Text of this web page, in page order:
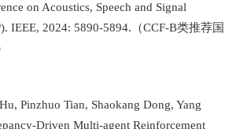
on Acoustics, Speech and Signal
IEEE, 2024: 5890-5894. （CCF-B类推荐国
Pinzhuo Tian, Shaokang Dong, Yang
Driven Multi-agent Reinforcement